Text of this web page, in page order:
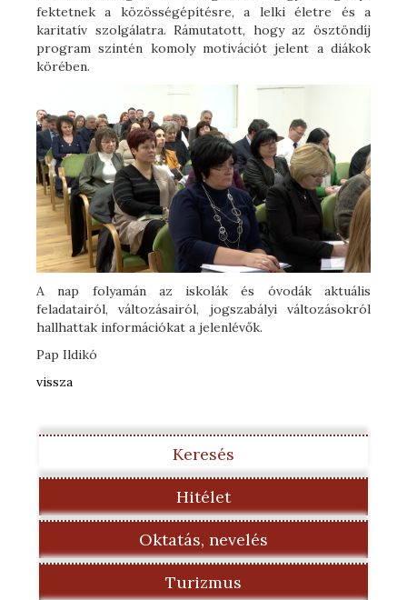
fektetnek a közösségépítésre, a lelki életre és a
karitatív szolgálatra. Rámutatott, hogy az ösztöndíj
program szintén komoly motivációt jelent a diákok
körében.
A nap folyamán az iskolák és óvodák aktuális
feladatairól, változásairól, jogszabályi változásokról
hallhattak információkat a jelenlévők.
Pap Ildikó
vissza
Keresés
Hitélet
Oktatás, nevelés
Turizmus